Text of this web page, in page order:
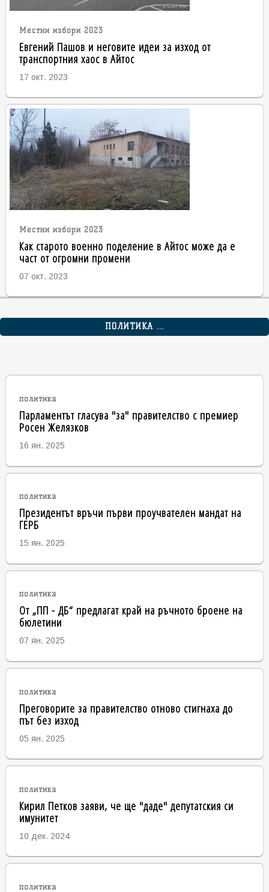
Местни избори 2023
Евгений Пашов и неговите идеи за изход от
транспортния хаос в Айтос
17 окт. 2023
Местни избори 2023
Как старото военно поделение в Айтос може да е
част от огромни промени
07 окт. 2023
ПОЛИТИКА ...
политика
Парламентът гласува "за" правителство с премиер
Росен Желязков
16 ян. 2025
политика
Президентът връчи първи проучвателен мандат на
ГЕРБ
15 ян. 2025
политика
От „ПП - ДБ“ предлагат край на ръчното броене на
бюлетини
07 ян. 2025
политика
Преговорите за правителство отново стигнаха до
път без изход
05 ян. 2025
политика
Кирил Петков заяви, че ще "даде" депутатския си
имунитет
10 дек. 2024
политика